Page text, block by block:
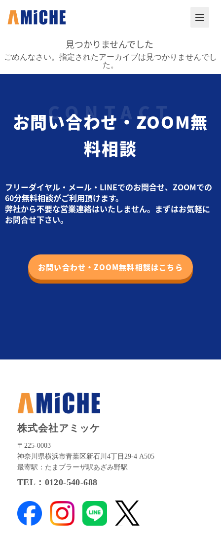
見つかりませんでした
ごめんなさい。指定されたアーカイブは見つかりませんでし
た。
お問い合わせ・ZOOM無
料相談
フリーダイヤル・メール・LINEでのお問合せ、ZOOMでの
60分無料相談がご利用頂けます。
弊社から不要な営業連絡はいたしません。まずはお気軽に
お問合せ下さい。
お問い合わせ・ZOOM無料相談はこちら
株式会社アミッケ
〒225-0003
神奈川県横浜市青葉区新石川4丁目29-4 A505
最寄駅：たまプラーザ駅あざみ野駅
TEL：0120-540-688